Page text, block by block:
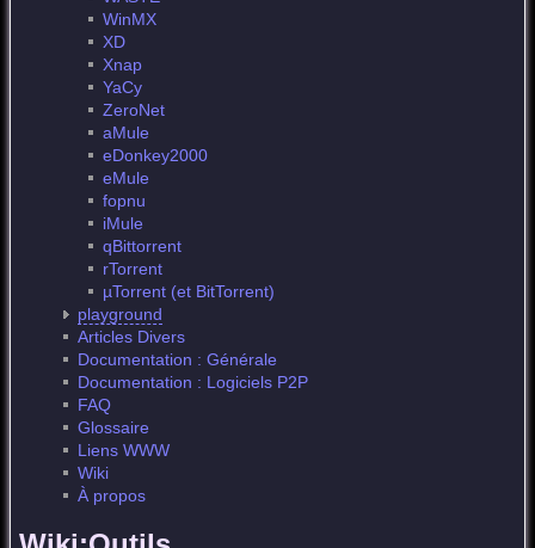
WinMX
XD
Xnap
YaCy
ZeroNet
aMule
eDonkey2000
eMule
fopnu
iMule
qBittorrent
rTorrent
µTorrent (et BitTorrent)
playground
Articles Divers
Documentation : Générale
Documentation : Logiciels P2P
FAQ
Glossaire
Liens WWW
Wiki
À propos